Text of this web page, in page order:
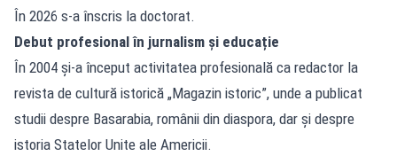
În 2026 s-a înscris la doctorat.
Debut profesional în jurnalism și educație
În 2004 și-a început activitatea profesională ca redactor la
revista de cultură istorică „Magazin istoric”, unde a publicat
studii despre Basarabia, românii din diaspora, dar și despre
istoria Statelor Unite ale Americii.